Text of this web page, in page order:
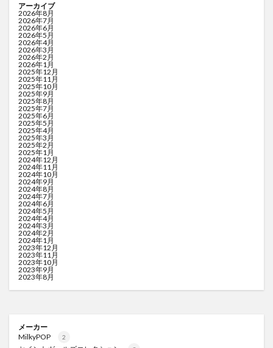
アーカイブ
2026年8月
2026年7月
2026年6月
2026年5月
2026年4月
2026年3月
2026年2月
2026年1月
2025年12月
2025年11月
2025年10月
2025年9月
2025年8月
2025年7月
2025年6月
2025年5月
2025年4月
2025年3月
2025年2月
2025年1月
2024年12月
2024年11月
2024年10月
2024年9月
2024年8月
2024年7月
2024年6月
2024年5月
2024年4月
2024年3月
2024年2月
2024年1月
2023年12月
2023年11月
2023年10月
2023年9月
2023年8月
メーカー
MilkyPOP
2